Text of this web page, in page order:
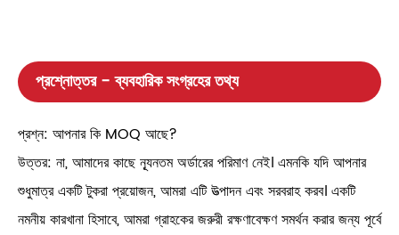
প্রশ্নোত্তর - ব্যবহারিক সংগ্রহের তথ্য
প্রশ্ন: আপনার কি MOQ আছে?
উত্তর: না, আমাদের কাছে ন্যূনতম অর্ডারের পরিমাণ নেই। এমনকি যদি আপনার
শুধুমাত্র একটি টুকরা প্রয়োজন, আমরা এটি উত্পাদন এবং সরবরাহ করব। একটি
নমনীয় কারখানা হিসাবে, আমরা গ্রাহকের জরুরী রক্ষণাবেক্ষণ সমর্থন করার জন্য পূর্বে